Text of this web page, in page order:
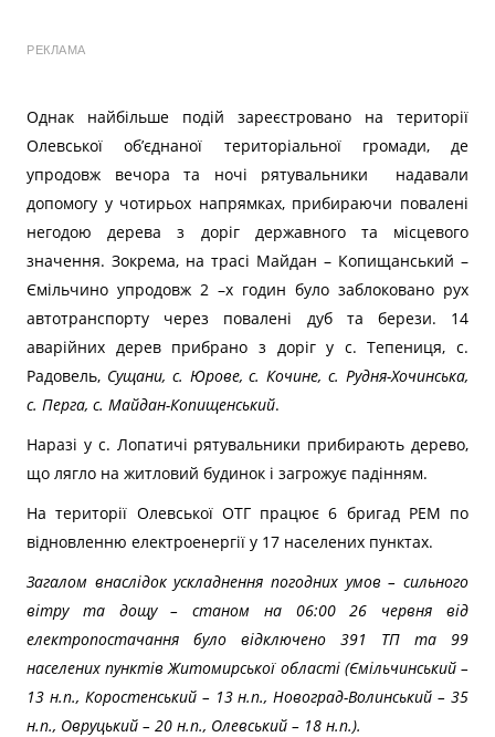
РЕКЛАМА
Однак найбільше подій зареєстровано на території
Олевської об’єднаної територіальної громади, де
упродовж вечора та ночі рятувальники надавали
допомогу у чотирьох напрямках, прибираючи повалені
негодою дерева з доріг державного та місцевого
значення. Зокрема, на трасі Майдан – Копищанський –
Ємільчино упродовж 2 –х годин було заблоковано рух
автотранспорту через повалені дуб та берези. 14
аварійних дерев прибрано з доріг у с. Тепениця, с.
Радовель, Сущани, с. Юрове, с. Кочине, с. Рудня-Хочинська,
с. Перга, с. Майдан-Копищенський.
Наразі у с. Лопатичі рятувальники прибирають дерево,
що лягло на житловий будинок і загрожує падінням.
На території Олевської ОТГ працює 6 бригад РЕМ по
відновленню електроенергії у 17 населених пунктах.
Загалом внаслідок ускладнення погодних умов – сильного
вітру та дощу – станом на 06:00 26 червня від
електропостачання було відключено 391 ТП та 99
населених пунктів Житомирської області (Ємільчинський –
13 н.п., Коростенський – 13 н.п., Новоград-Волинський – 35
н.п., Овруцький – 20 н.п., Олевський – 18 н.п.).